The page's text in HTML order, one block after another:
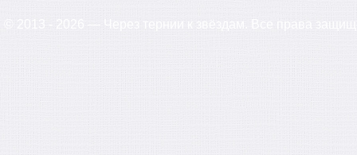
© 2013 - 2026 — Через тернии к звёздам. Все права